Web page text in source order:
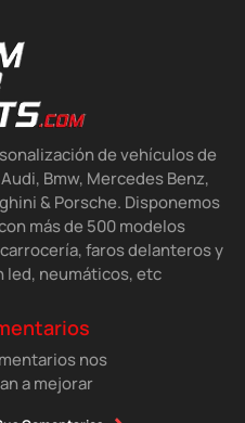
de vehículos de
Bmw, Mercedes Benz,
& Porsche. Disponemos
más de 500 modelos
faros delanteros y
neumáticos, etc
nos
a mejorar